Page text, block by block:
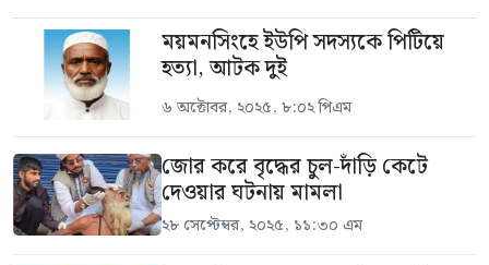
ময়মনসিংহে ইউপি সদস্যকে পিটিয়ে
হত্যা, আটক দুই
৬ অক্টোবর, ২০২৫, ৮:০২ পিএম
জোর করে বৃদ্ধের চুল-দাঁড়ি কেটে
দেওয়ার ঘটনায় মামলা
২৮ সেপ্টেম্বর, ২০২৫, ১১:৩০ এম